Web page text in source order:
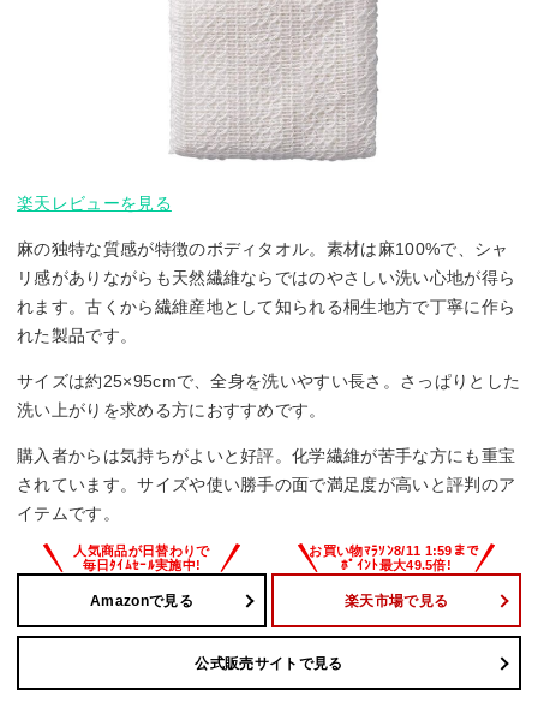
楽天レビューを見る
麻の独特な質感が特徴のボディタオル。素材は麻100%で、シャ
リ感がありながらも天然繊維ならではのやさしい洗い心地が得ら
れます。古くから繊維産地として知られる桐生地方で丁寧に作ら
れた製品です。
サイズは約25×95cmで、全身を洗いやすい長さ。さっぱりとした
洗い上がりを求める方におすすめです。
購入者からは気持ちがよいと好評。化学繊維が苦手な方にも重宝
されています。サイズや使い勝手の面で満足度が高いと評判のア
イテムです。
Amazonで見る 楽天市場で見る
公式販売サイトで見る